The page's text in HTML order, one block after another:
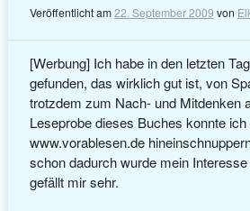
Veröffentlicht am22. September 2009 von
[Werbung] Ich habe in den letzten
gefunden, das wirklich gut ist, von
trotzdem zum Nach- und Mitdenken
Leseprobe dieses Buches konnte ich
www.vorablesen.de
schon dadurch wurde mein
gefällt mir sehr.